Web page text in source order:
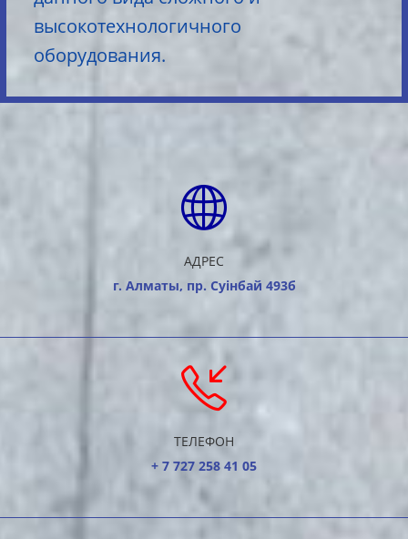
высокотехнологичного
оборудования.
АДРЕС
г. Алматы, пр. Суiнбай 493б
ТЕЛЕФОН
+ 7 727 258 41 05